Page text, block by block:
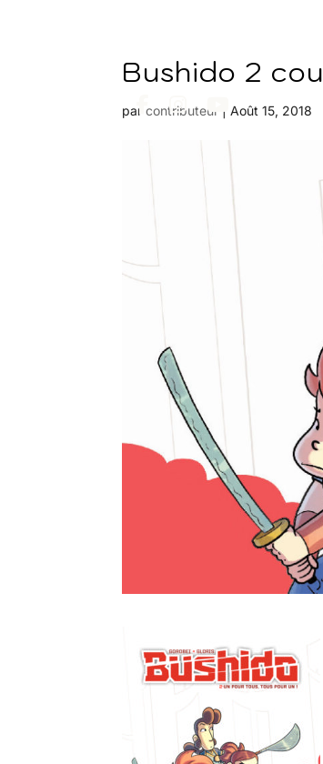
Bushido 2
parcontributeur |Août 15, 2018